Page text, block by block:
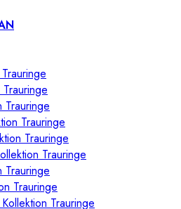
Trauringe
Trauringe
Trauringe
Trauringe
Trauringe
Trauringe
Trauringe